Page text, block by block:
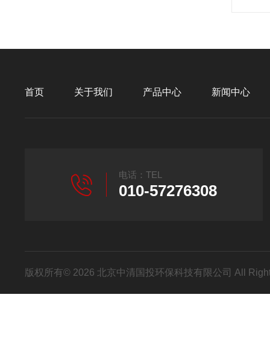
首页 关于我们 产品中心 新闻中心
电话：TEL
010-57276308
版权所有© 2026 北京中清国投环保科技有限公司 All